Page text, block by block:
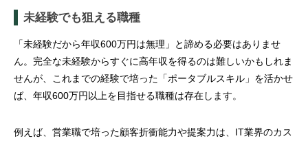
未経験でも狙える職種
「未経験だから年収600万円は無理」と諦める必要はありませ
ん。完全な未経験からすぐに高年収を得るのは難しいかもしれま
せんが、これまでの経験で培った「ポータブルスキル」を活かせ
ば、年収600万円以上を目指せる職種は存在します。
例えば、営業職で培った顧客折衝能力や提案力は、IT業界のカス